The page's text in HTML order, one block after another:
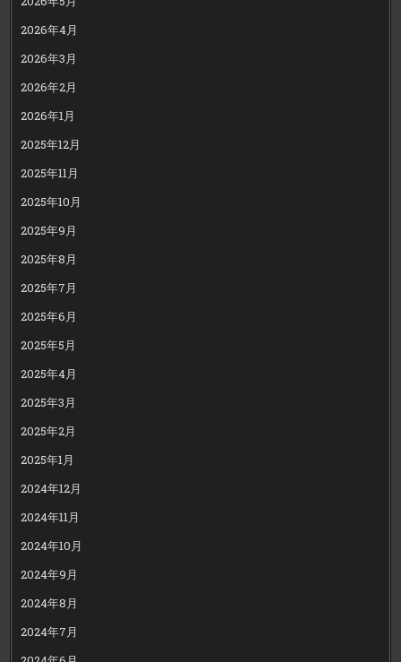
2026年4月
2026年3月
2026年2月
2026年1月
2025年12月
2025年11月
2025年10月
2025年9月
2025年8月
2025年7月
2025年6月
2025年5月
2025年4月
2025年3月
2025年2月
2025年1月
2024年12月
2024年11月
2024年10月
2024年9月
2024年8月
2024年7月